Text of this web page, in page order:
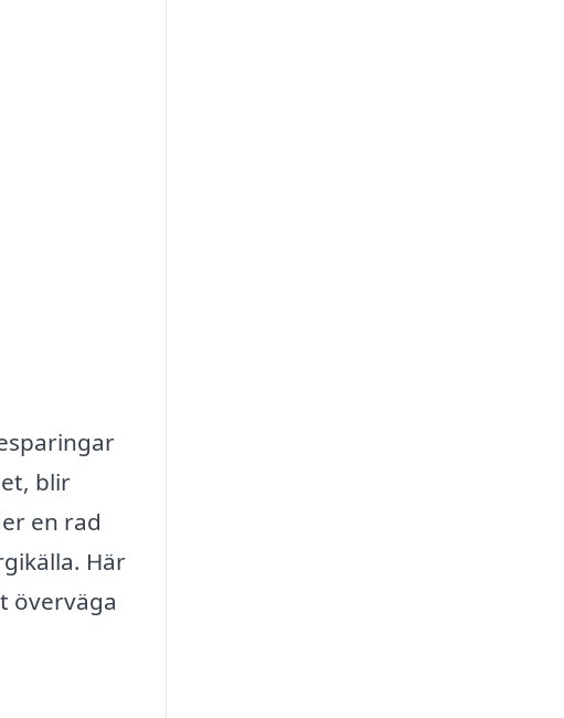
blir
en rad
Här
överväga